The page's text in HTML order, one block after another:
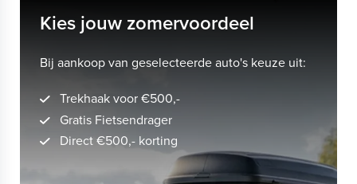
Kies jouw zomervoordeel
Bij aankoop van geselecteerde auto's keuze uit:
Trekhaak voor €500,-
Gratis Fietsendrager
Direct €500,- korting